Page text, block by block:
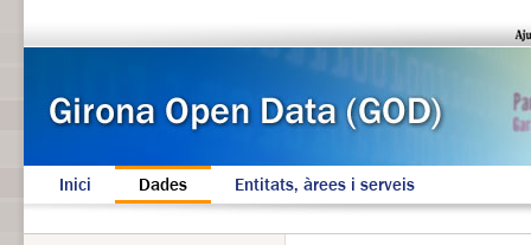
Inici Dades Entitats, àrees i serveis